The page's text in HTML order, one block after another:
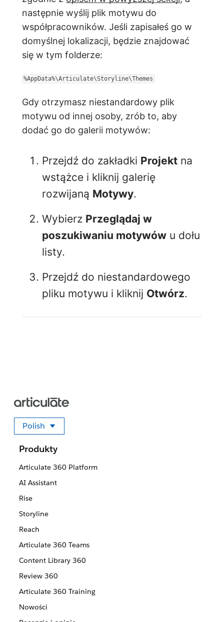
następnie wyślij plik motywu do
współpracowników. Jeśli zapisałeś go w
domyślnej lokalizacji, będzie znajdować
się w tym folderze:
%AppData%\Articulate\Storyline\Themes
Gdy otrzymasz niestandardowy plik
motywu od innej osoby, zrób to, aby
dodać go do galerii motywów:
Przejdź do zakładki Projekt na
wstążce i kliknij galerię
rozwijaną Motywy.
Wybierz Przeglądaj w
poszukiwaniu motywów u dołu
listy.
Przejdź do niestandardowego
pliku motywu i kliknij Otwórz.
Polish
Wybierz swój język
Produkty
Articulate 360 Platform
AI Assistant
Rise
Storyline
Reach
Articulate 360 Teams
Content Library 360
Review 360
Articulate 360 Training
Nowości